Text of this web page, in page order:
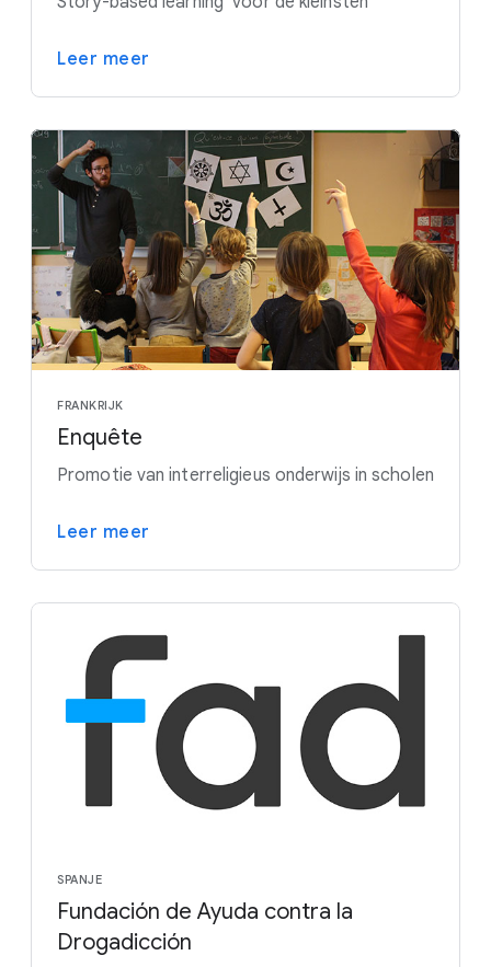
Leer meer
FRANKRIJK
Enquête
Promotie van interreligieus onderwijs in scholen
Leer meer
SPANJE
Fundación de Ayuda contra la
Drogadicción